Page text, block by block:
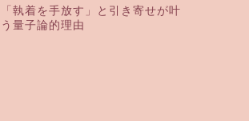
「執着を手放す」と引き寄せが叶
う量子論的理由